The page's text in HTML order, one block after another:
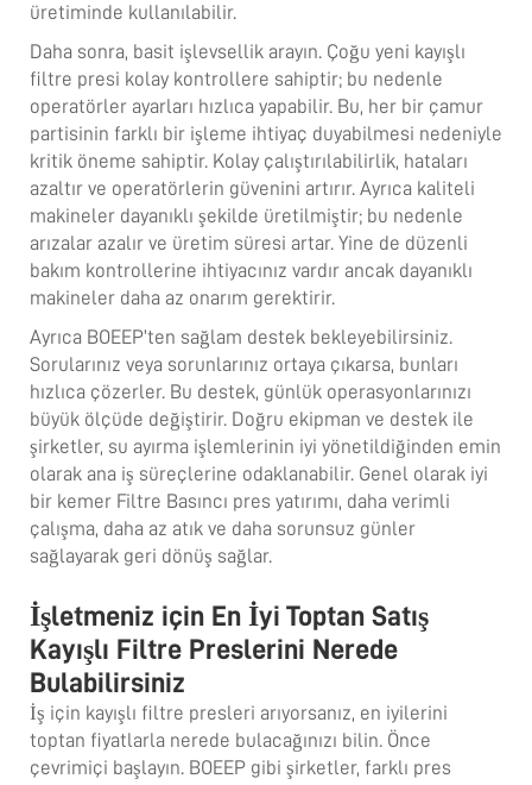
üretiminde kullanılabilir.
Daha sonra, basit işlevsellik arayın. Çoğu yeni kayışlı
filtre presi kolay kontrollere sahiptir; bu nedenle
operatörler ayarları hızlıca yapabilir. Bu, her bir çamur
partisinin farklı bir işleme ihtiyaç duyabilmesi nedeniyle
kritik öneme sahiptir. Kolay çalıştırılabilirlik, hataları
azaltır ve operatörlerin güvenini artırır. Ayrıca kaliteli
makineler dayanıklı şekilde üretilmiştir; bu nedenle
arızalar azalır ve üretim süresi artar. Yine de düzenli
bakım kontrollerine ihtiyacınız vardır ancak dayanıklı
makineler daha az onarım gerektirir.
Ayrıca BOEEP’ten sağlam destek bekleyebilirsiniz.
Sorularınız veya sorunlarınız ortaya çıkarsa, bunları
hızlıca çözerler. Bu destek, günlük operasyonlarınızı
büyük ölçüde değiştirir. Doğru ekipman ve destek ile
şirketler, su ayırma işlemlerinin iyi yönetildiğinden emin
olarak ana iş süreçlerine odaklanabilir. Genel olarak iyi
bir kemer Filtre Basıncı pres yatırımı, daha verimli
çalışma, daha az atık ve daha sorunsuz günler
sağlayarak geri dönüş sağlar.
İşletmeniz için En İyi Toptan Satış
Kayışlı Filtre Preslerini Nerede
Bulabilirsiniz
İş için kayışlı filtre presleri arıyorsanız, en iyilerini
toptan fiyatlarla nerede bulacağınızı bilin. Önce
çevrimiçi başlayın. BOEEP gibi şirketler, farklı pres